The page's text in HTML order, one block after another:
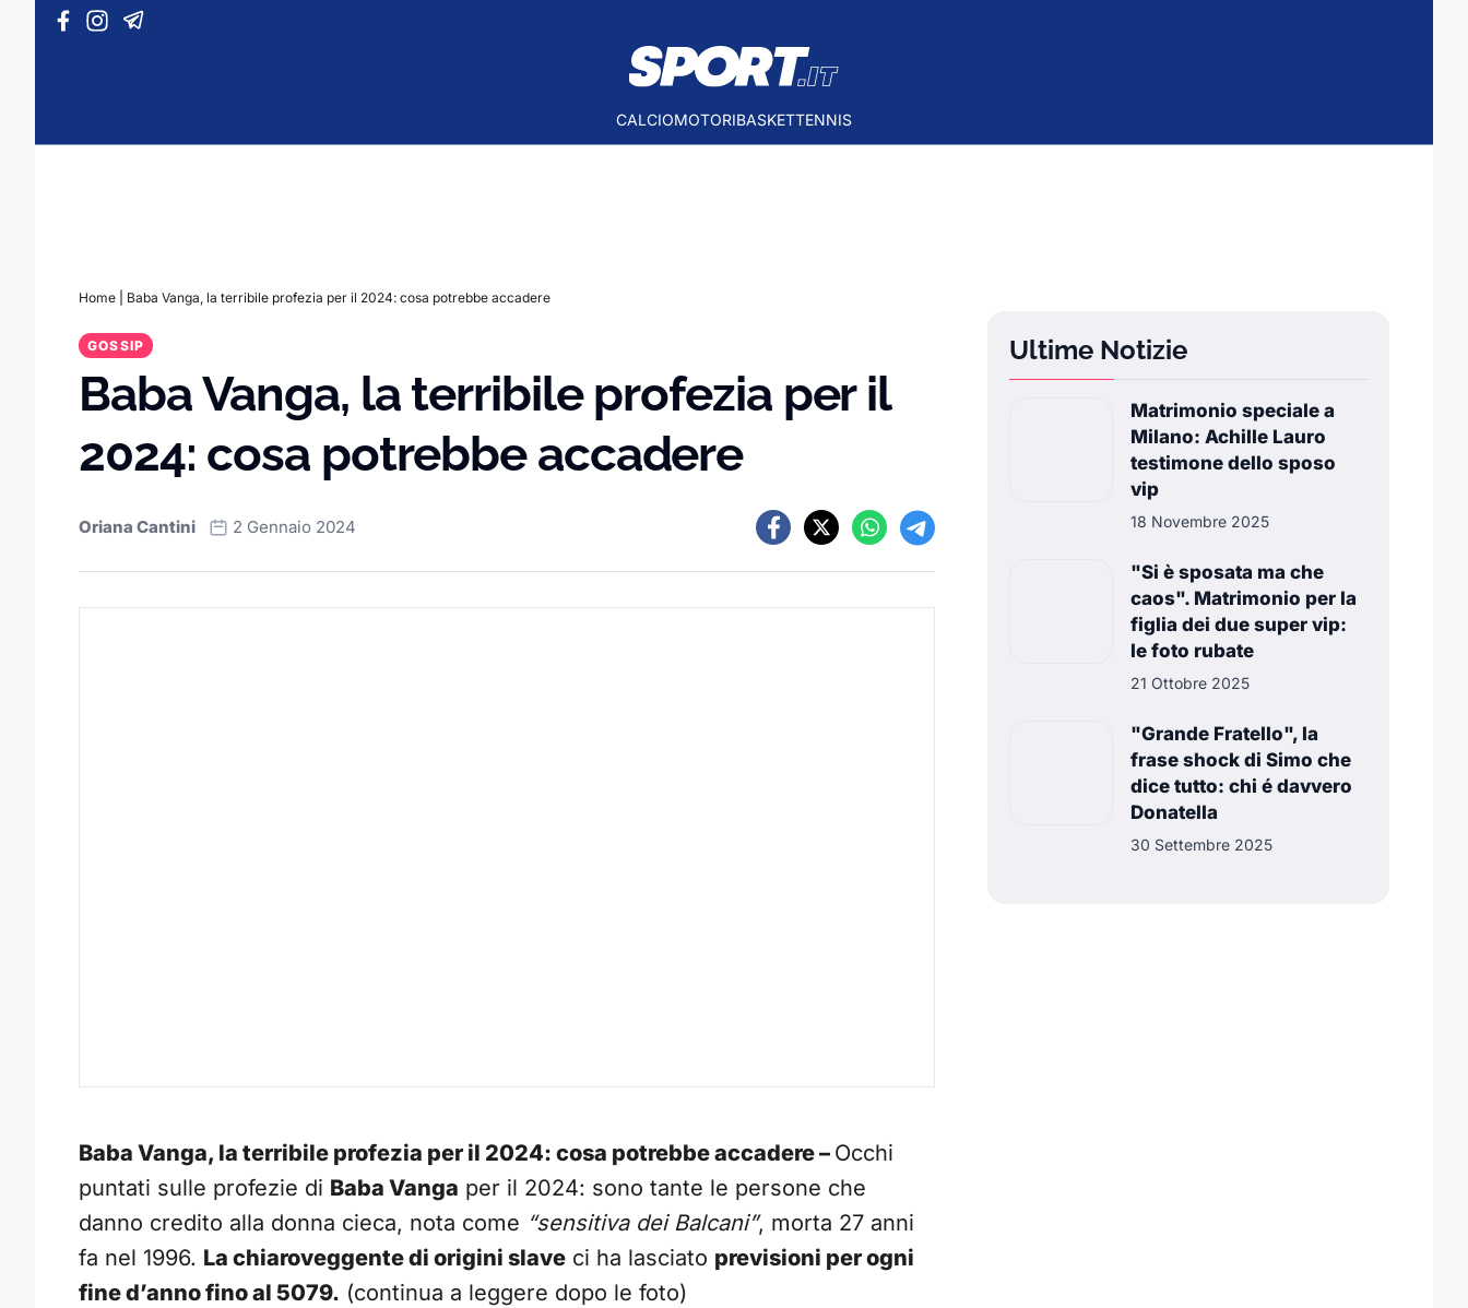
Vai al contenuto
CALCIOMOTORIBASKETTENNIS
Home Baba Vanga, la terribile profezia per il 2024: cosa potrebbe accadere
GOSSIP
Baba Vanga, la terribile profezia per il
2024: cosa potrebbe accadere
Oriana Cantini 2 Gennaio 2024
Baba Vanga, la terribile profezia per il 2024: cosa potrebbe accadere – Occhi
puntati sulle profezie di Baba Vanga per il 2024: sono tante le persone che
danno credito alla donna cieca, nota come “sensitiva dei Balcani”, morta 27 anni
fa nel 1996. La chiaroveggente di origini slave ci ha lasciato previsioni per ogni
fine d’anno fino al 5079. (continua a leggere dopo le foto)
Ultime Notizie
Matrimonio speciale a
Milano: Achille Lauro
testimone dello sposo
vip
18 Novembre 2025
"Si è sposata ma che
caos". Matrimonio per la
figlia dei due super vip:
le foto rubate
21 Ottobre 2025
"Grande Fratello", la
frase shock di Simo che
dice tutto: chi é davvero
Donatella
30 Settembre 2025